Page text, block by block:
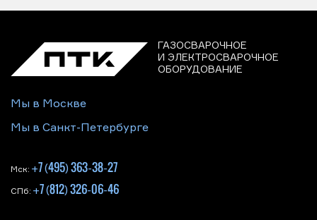
ГАЗОСВАРОЧНОЕ
И ЭЛЕКТРОСВАРОЧНОЕ
ОБОРУДОВАНИЕ
Мы в Москве
Мы в Санкт-Петербурге
Мск: +7 (495) 363-38-27
СПб: +7 (812) 326-06-46